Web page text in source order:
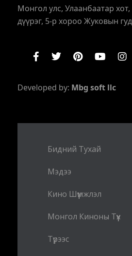
Монгол улс, Улаанбаатар
дүүрэг, 5-р хороо Жуковын
Developed by: Mbg soft llc
Бидний Тухай
Мэдээ
Кино Шүүмжлэл
Монгол Киноны Түүх
Түрээс